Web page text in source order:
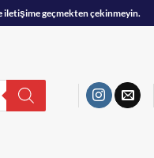
iletişime geçmekten çekinmeyin.